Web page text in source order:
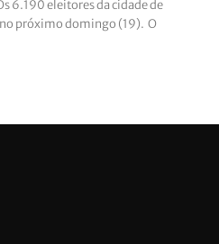
6.190 eleitores da cidade de
no próximo domingo (19). O